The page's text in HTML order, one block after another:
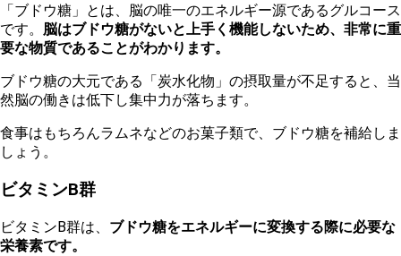
「ブドウ糖」とは、脳の唯一のエネルギー源であるグルコース
です。 脳はブドウ糖がないと上手く機能しないため、非常に重
要な物質であることがわかります。
ブドウ糖の大元である「炭水化物」の摂取量が不足すると、当
然脳の働きは低下し集中力が落ちます。
食事はもちろんラムネなどのお菓子類で、ブドウ糖を補給しま
しょう。
ビタミンB群
ビタミンB群は、 ブドウ糖をエネルギーに変換する際に必要な
栄養素です。